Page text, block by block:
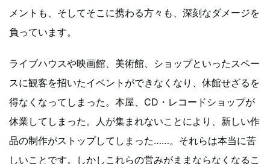
メントも、そしてそこに携わる方々も、深刻なダメージを
負っています。
ライブハウスや映画館、美術館、ショップといったスペー
スに観客を招いたイベントができなくなり、休館せざるを
得なくなってしまった。本屋、CD・レコードショップが
休業してしまった。人が集まれないことにより、新しい作
品の制作がストップしてしまった……。それらは本当に苦
しいことです。しかしこれらの営みがままならなくなるこ